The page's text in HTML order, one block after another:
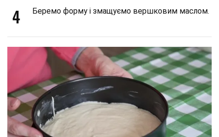
4 Беремо форму і змащуємо вершковим маслом.